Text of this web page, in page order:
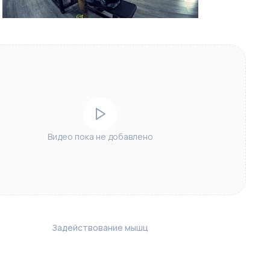
Видео пока не добавлено
Задействование мышц